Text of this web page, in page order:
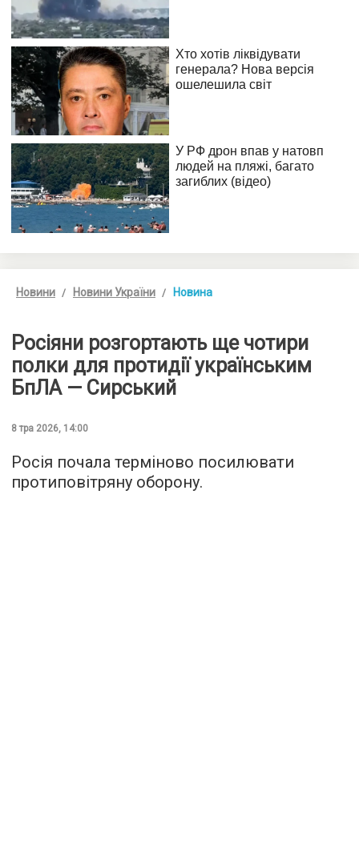
Новини Новини України Новина
Росіяни розгортають ще чотири
полки для протидії українським
БпЛА — Сирський
8 тра 2026, 14:00
Росія почала терміново посилювати
протиповітряну оборону.